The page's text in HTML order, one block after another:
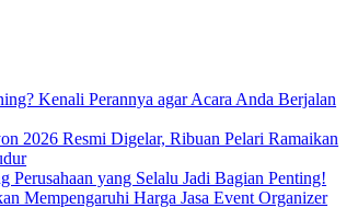
Kenali Perannya agar Acara Anda Berjalan
2026 Resmi Digelar, Ribuan Pelari Ramaikan
Perusahaan yang Selalu Jadi Bagian Penting!
Mempengaruhi Harga Jasa Event Organizer